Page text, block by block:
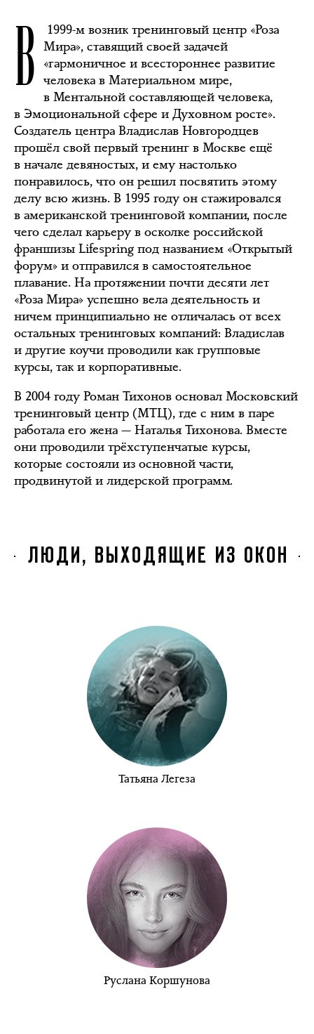
В
1999-м возник тренинговый центр «Роза
Мира», ставящий своей задачей
«гармоничное и всестороннее развитие
человека в Материальном мире,
в Ментальной составляющей человека,
в Эмоциональной сфере и Духовном росте».
Создатель центра Владислав Новгородцев
прошёл свой первый тренинг в Москве ещё
в начале девяностых, и ему настолько
понравилось, что он решил посвятить этому
делу всю жизнь. В 1995 году он стажировался
в американской тренинговой компании, после
чего сделал карьеру в осколке российской
франшизы Lifespring под названием «Открытый
форум» и отправился в самостоятельное
плавание. ‎На протяжении почти десяти лет
«Роза Мира» успешно вела деятельность и‎
ничем принципиально не отличалась от всех
остальных тренинговых компаний: Владислав
и другие коучи проводили как групповые
курсы, так и корпоративные.
В 2004 году Роман Тихонов основал Московский
тренинговый центр (МТЦ), где с ним в паре
работала его жена — Наталья Тихонова. Вместе
они проводили трёхступенчатые курсы,
которые состояли из основной части,
продвинутой и лидерской программ.
ЛЮДИ, ВЫХОДЯЩИЕ ИЗ ОКОН
Татьяна Легеза
Руслана Коршунова